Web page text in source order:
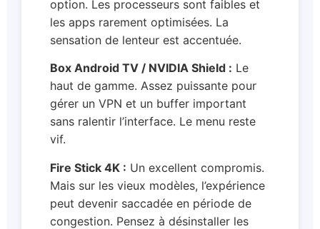
option. Les processeurs sont faibles et
les apps rarement optimisées. La
sensation de lenteur est accentuée.
Box Android TV / NVIDIA Shield : Le
haut de gamme. Assez puissante pour
gérer un VPN et un buffer important
sans ralentir l’interface. Le menu reste
vif.
Fire Stick 4K : Un excellent compromis.
Mais sur les vieux modèles, l’expérience
peut devenir saccadée en période de
congestion. Pensez à désinstaller les